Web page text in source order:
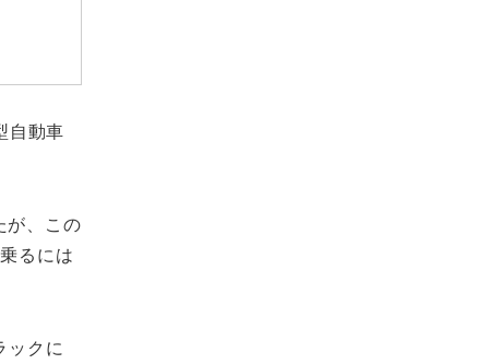
自動車
が、この
るには
ックに